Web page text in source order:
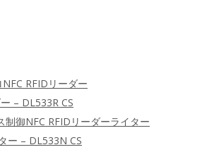
RFIDリーダー
– DL533R CS
御NFC RFIDリーダーライター
ー – DL533N CS